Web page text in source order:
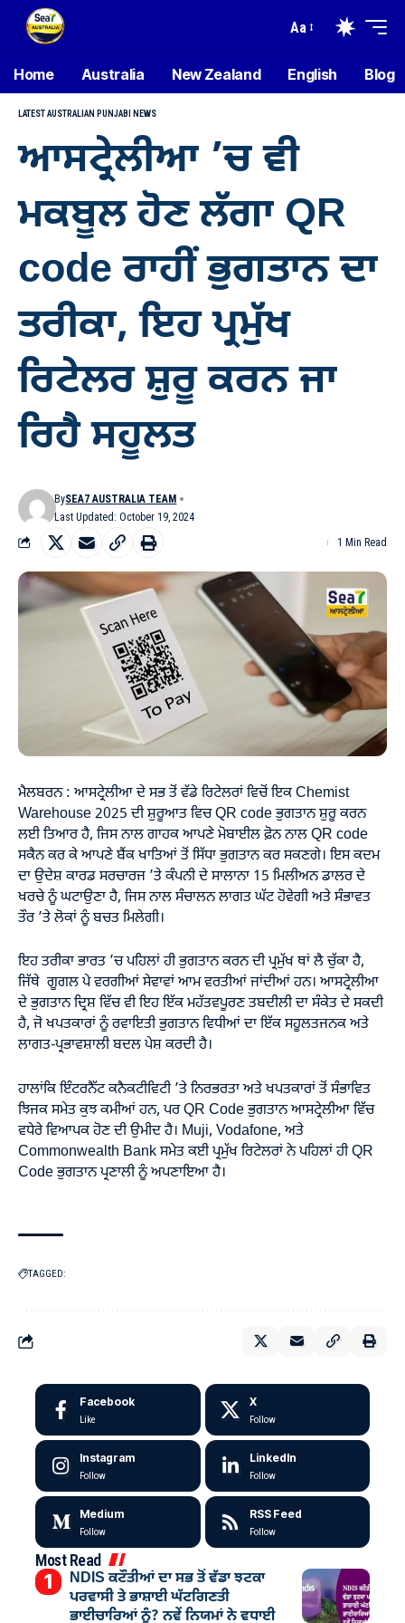
Aa
Home Australia New Zealand English Blog
LATEST AUSTRALIAN PUNJABI NEWS
ਆਸਟ੍ਰੇਲੀਆ ’ਚ ਵੀ
ਮਕਬੂਲ ਹੋਣ ਲੱਗਾ QR
code ਰਾਹੀਂ ਭੁਗਤਾਨ ਦਾ
ਤਰੀਕਾ, ਇਹ ਪ੍ਰਮੁੱਖ
ਰਿਟੇਲਰ ਸ਼ੁਰੂ ਕਰਨ ਜਾ
ਰਿਹੈ ਸਹੂਲਤ
Last Updated: October 19, 2024
BySEA7 AUSTRALIA TEAM
1 Min Read
ਮੈਲਬਰਨ : ਆਸਟ੍ਰੇਲੀਆ ਦੇ ਸਭ ਤੋਂ ਵੱਡੇ ਰਿਟੇਲਰਾਂ ਵਿਚੋਂ ਇਕ Chemist
Warehouse 2025 ਦੀ ਸ਼ੁਰੂਆਤ ਵਿਚ QR code ਭੁਗਤਾਨ ਸ਼ੁਰੂ ਕਰਨ
ਲਈ ਤਿਆਰ ਹੈ, ਜਿਸ ਨਾਲ ਗਾਹਕ ਆਪਣੇ ਮੋਬਾਈਲ ਫ਼ੋਨ ਨਾਲ QR code
ਸਕੈਨ ਕਰ ਕੇ ਆਪਣੇ ਬੈਂਕ ਖਾਤਿਆਂ ਤੋਂ ਸਿੱਧਾ ਭੁਗਤਾਨ ਕਰ ਸਕਣਗੇ। ਇਸ ਕਦਮ
ਦਾ ਉਦੇਸ਼ ਕਾਰਡ ਸਰਚਾਰਜ ’ਤੇ ਕੰਪਨੀ ਦੇ ਸਾਲਾਨਾ 15 ਮਿਲੀਅਨ ਡਾਲਰ ਦੇ
ਖਰਚੇ ਨੂੰ ਘਟਾਉਣਾ ਹੈ, ਜਿਸ ਨਾਲ ਸੰਚਾਲਨ ਲਾਗਤ ਘੱਟ ਹੋਵੇਗੀ ਅਤੇ ਸੰਭਾਵਤ
ਤੌਰ ’ਤੇ ਲੋਕਾਂ ਨੂੰ ਬਚਤ ਮਿਲੇਗੀ।
ਇਹ ਤਰੀਕਾ ਭਾਰਤ ’ਚ ਪਹਿਲਾਂ ਹੀ ਭੁਗਤਾਨ ਕਰਨ ਦੀ ਪ੍ਰਮੁੱਖ ਥਾਂ ਲੈ ਚੁੱਕਾ ਹੈ,
ਜਿੱਥੇ ਗੂਗਲ ਪੇ ਵਰਗੀਆਂ ਸੇਵਾਵਾਂ ਆਮ ਵਰਤੀਆਂ ਜਾਂਦੀਆਂ ਹਨ। ਆਸਟ੍ਰੇਲੀਆ
ਦੇ ਭੁਗਤਾਨ ਦ੍ਰਿਸ਼ ਵਿੱਚ ਵੀ ਇਹ ਇੱਕ ਮਹੱਤਵਪੂਰਣ ਤਬਦੀਲੀ ਦਾ ਸੰਕੇਤ ਦੇ ਸਕਦੀ
ਹੈ, ਜੋ ਖਪਤਕਾਰਾਂ ਨੂੰ ਰਵਾਇਤੀ ਭੁਗਤਾਨ ਵਿਧੀਆਂ ਦਾ ਇੱਕ ਸਹੂਲਤਜਨਕ ਅਤੇ
ਲਾਗਤ-ਪ੍ਰਭਾਵਸ਼ਾਲੀ ਬਦਲ ਪੇਸ਼ ਕਰਦੀ ਹੈ।
ਹਾਲਾਂਕਿ ਇੰਟਰਨੈੱਟ ਕਨੈਕਟੀਵਿਟੀ ’ਤੇ ਨਿਰਭਰਤਾ ਅਤੇ ਖਪਤਕਾਰਾਂ ਤੋਂ ਸੰਭਾਵਿਤ
ਝਿਜਕ ਸਮੇਤ ਕੁਝ ਕਮੀਆਂ ਹਨ, ਪਰ QR Code ਭੁਗਤਾਨ ਆਸਟ੍ਰੇਲੀਆ ਵਿੱਚ
ਵਧੇਰੇ ਵਿਆਪਕ ਹੋਣ ਦੀ ਉਮੀਦ ਹੈ। Muji, Vodafone, ਅਤੇ
Commonwealth Bank ਸਮੇਤ ਕਈ ਪ੍ਰਮੁੱਖ ਰਿਟੇਲਰਾਂ ਨੇ ਪਹਿਲਾਂ ਹੀ QR
Code ਭੁਗਤਾਨ ਪ੍ਰਣਾਲੀ ਨੂੰ ਅਪਣਾਇਆ ਹੈ।
TAGGED:
Facebook
Like
X
Follow
Instagram
Follow
LinkedIn
Follow
Medium
Follow
RSS Feed
Follow
Most Read
NDIS ਕਟੌਤੀਆਂ ਦਾ ਸਭ ਤੋਂ ਵੱਡਾ ਝਟਕਾ
ਪਰਵਾਸੀ ਤੇ ਭਾਸ਼ਾਈ ਘੱਟਗਿਣਤੀ
ਭਾਈਚਾਰਿਆਂ ਨੂੰ? ਨਵੇਂ ਨਿਯਮਾਂ ਨੇ ਵਧਾਈ